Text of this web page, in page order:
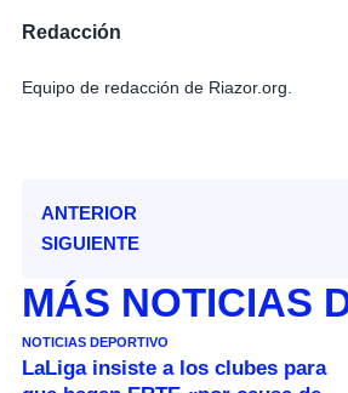
Redacción
Equipo de redacción de Riazor.org.
ANTERIOR
SIGUIENTE
MÁS NOTICIAS
NOTICIAS DEPORTIVO
LaLiga insiste a los clubes para